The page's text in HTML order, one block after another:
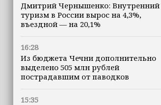
Дмитрий Чернышенко: Внутренний
туризм в России вырос на 4,3%,
въездной — на 20,1%
16:28
Из бюджета Чечни дополнительно
выделено 505 млн рублей
пострадавшим от паводков
15:35